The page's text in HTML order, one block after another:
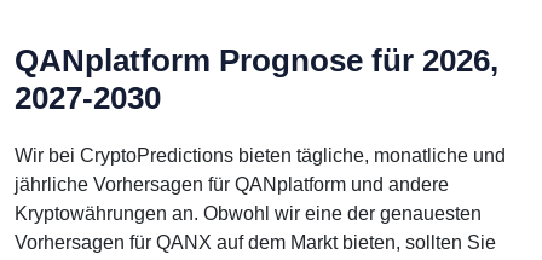
QANplatform Prognose für 2026,
2027-2030
Wir bei CryptoPredictions bieten tägliche, monatliche und
jährliche Vorhersagen für QANplatform und andere
Kryptowährungen an. Obwohl wir eine der genauesten
Vorhersagen für QANX auf dem Markt bieten, sollten Sie